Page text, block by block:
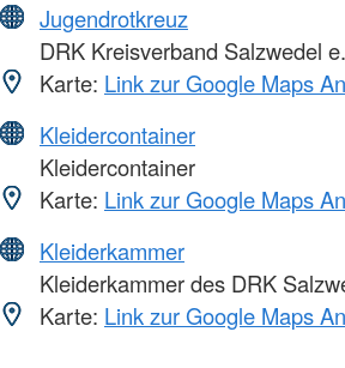
Jugendrotkreuz
DRK Kreisverband Salzwedel
Karte: Link zur Google Maps
Kleidercontainer
Kleidercontainer
Karte: Link zur Google Maps
Kleiderkammer
Kleiderkammer des DRK
Karte: Link zur Google Maps